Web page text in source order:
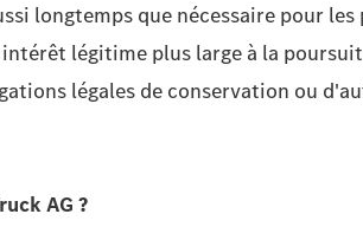
longtemps que nécessaire pour
légitime plus large à la
légales de conservation ou
AG ?